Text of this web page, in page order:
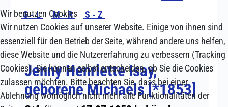
Wir benutzen Cookies
Wir nutzen Cookies auf unserer Website. Einige von ihnen sind
essenziell für den Betrieb der Seite, während andere uns helfen,
diese Website und die Nutzererfahrung zu verbessern (Tracking
Cookies). Sie können selbst entscheiden, ob Sie die Cookies
zulassen möchten. Bitte beachten Sie, dass bei einer
Ablehnung womöglich nicht mehr alle Funktionalitäten der